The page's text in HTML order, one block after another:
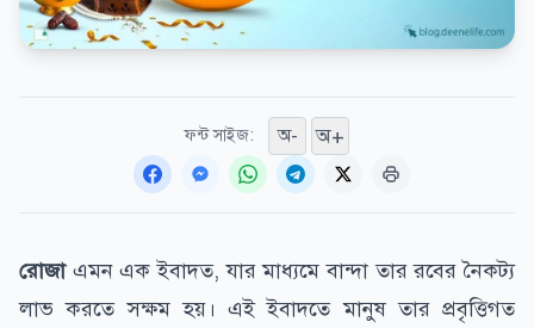
ফন্ট সাইজ: অ- অ+
রোজাএমন এক ইবাদত, যার মাধ্যমে বান্দা তার রবের নৈকট্য
লাভ করতে সক্ষম হয়। এই ইবাদতে মানুষ তার প্রবৃত্তিগত